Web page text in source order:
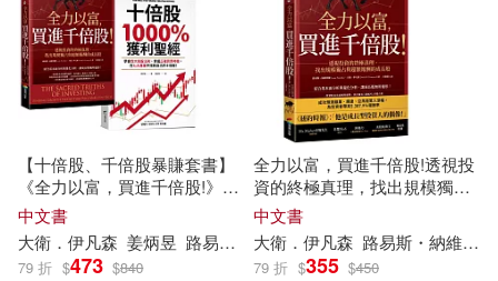
選
美妝(72) 服飾(60)
家居生活(619) 美食(33)
3C(294) 家電(31)
保健(292) 設計文具(194)
展開
作者 (可複選)
（英）柯南·道爾(176)
厲河(161)
【十倍股、千倍股暴賺套書】
《全力以富，買進千倍股!》+
《十倍股1000%獲利聖經》(2
冊)
中文書
大衛．伊凡森 姜炳昱 路易斯 納維利爾 呂佩憶 張亞薇
79 折 $473 $840
全力以富，買進千倍股!透視投
資的終極真理，找出規模獨占
與超額報酬的成長股
中文書
大衛．伊凡森 路易斯 ・ 納維利爾
79 折 $355 $450